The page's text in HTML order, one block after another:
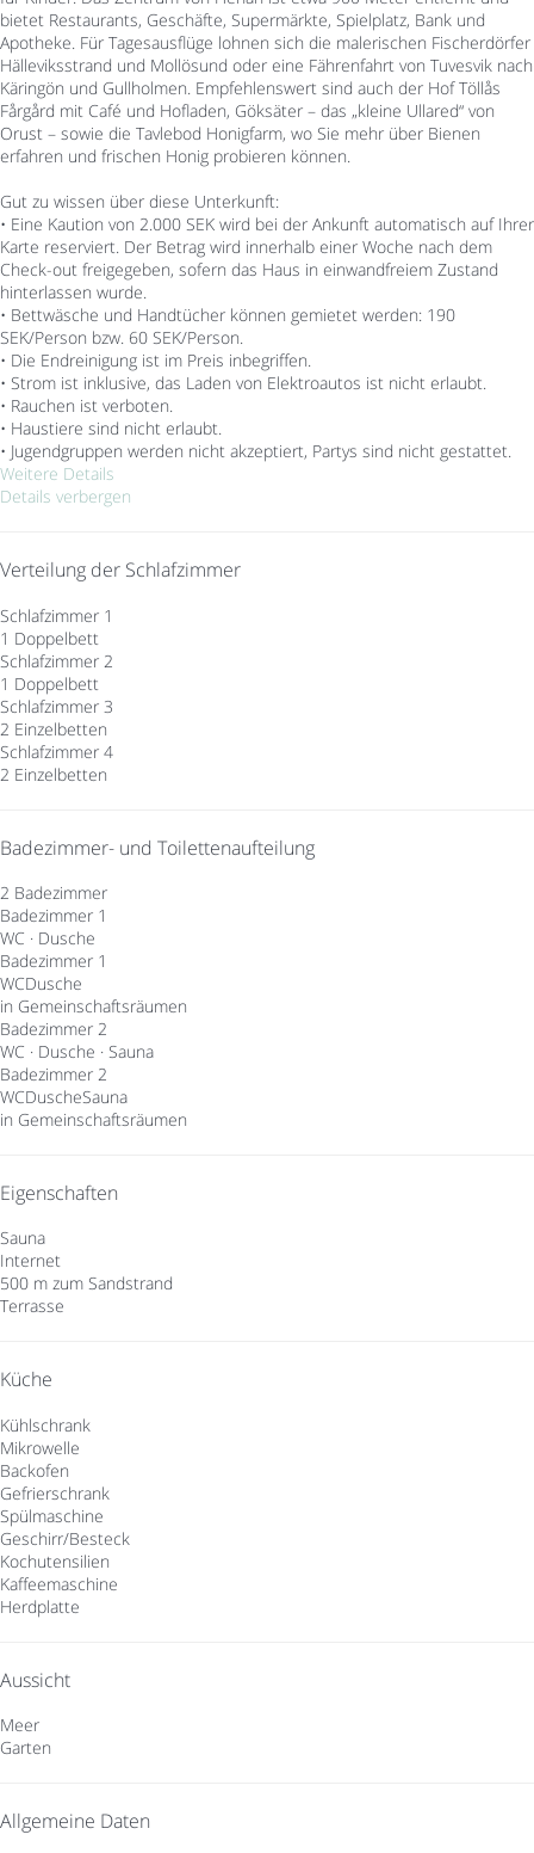
bietet Restaurants, Geschäfte, Supermärkte, Spielplatz, Bank und
Apotheke. Für Tagesausflüge lohnen sich die malerischen Fischerdörfer
Hälleviksstrand und Mollösund oder eine Fährenfahrt von Tuvesvik nach
Käringön und Gullholmen. Empfehlenswert sind auch der Hof Töllås
Fårgård mit Café und Hofladen, Göksäter – das „kleine Ullared“ von
Orust – sowie die Tavlebod Honigfarm, wo Sie mehr über Bienen
erfahren und frischen Honig probieren können.
Gut zu wissen über diese Unterkunft:
• Eine Kaution von 2.000 SEK wird bei der Ankunft automatisch auf Ihrer
Karte reserviert. Der Betrag wird innerhalb einer Woche nach dem
Check-out freigegeben, sofern das Haus in einwandfreiem Zustand
hinterlassen wurde.
• Bettwäsche und Handtücher können gemietet werden: 190
SEK/Person bzw. 60 SEK/Person.
• Die Endreinigung ist im Preis inbegriffen.
• Strom ist inklusive, das Laden von Elektroautos ist nicht erlaubt.
• Rauchen ist verboten.
• Haustiere sind nicht erlaubt.
• Jugendgruppen werden nicht akzeptiert, Partys sind nicht gestattet.
Weitere Details
Details verbergen
Verteilung der Schlafzimmer
Schlafzimmer 1
1 Doppelbett
Schlafzimmer 2
1 Doppelbett
Schlafzimmer 3
2 Einzelbetten
Schlafzimmer 4
2 Einzelbetten
Badezimmer- und Toilettenaufteilung
2 Badezimmer
Badezimmer 1
WC · Dusche
Badezimmer 1
WCDusche
in Gemeinschaftsräumen
Badezimmer 2
WC · Dusche · Sauna
Badezimmer 2
WCDuscheSauna
in Gemeinschaftsräumen
Eigenschaften
Sauna
Internet
500 m zum Sandstrand
Terrasse
Küche
Kühlschrank
Mikrowelle
Backofen
Gefrierschrank
Spülmaschine
Geschirr/Besteck
Kochutensilien
Kaffeemaschine
Herdplatte
Aussicht
Meer
Garten
Allgemeine Daten